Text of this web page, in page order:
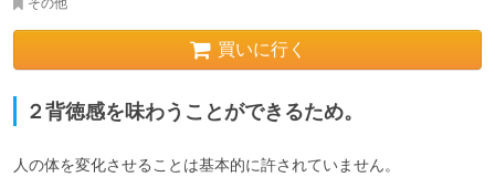
買いに行く
２背徳感を味わうことができるため。
人の体を変化させることは基本的に許されていません。